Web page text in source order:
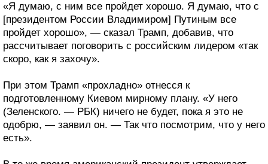
«Я думаю, с ним все пройдет хорошо. Я думаю, что с
[президентом России Владимиром] Путиным все
пройдет хорошо», — сказал Трамп, добавив, что
рассчитывает поговорить с российским лидером «так
скоро, как я захочу».
При этом Трамп «прохладно» отнесся к
подготовленному Киевом мирному плану. «У него
(Зеленского. — РБК) ничего не будет, пока я это не
одобрю, — заявил он. — Так что посмотрим, что у него
есть».